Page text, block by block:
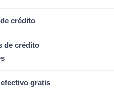
crédito
de crédito
efectivo gratis